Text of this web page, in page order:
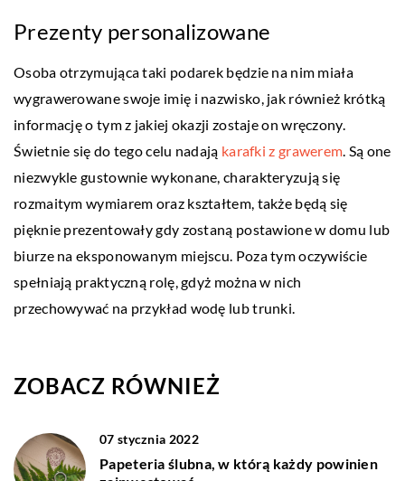
Prezenty personalizowane
Osoba otrzymująca taki podarek będzie na nim miała
wygrawerowane swoje imię i nazwisko, jak również krótką
informację o tym z jakiej okazji zostaje on wręczony.
Świetnie się do tego celu nadają karafki z grawerem. Są one
niezwykle gustownie wykonane, charakteryzują się
rozmaitym wymiarem oraz kształtem, także będą się
pięknie prezentowały gdy zostaną postawione w domu lub
biurze na eksponowanym miejscu. Poza tym oczywiście
spełniają praktyczną rolę, gdyż można w nich
przechowywać na przykład wodę lub trunki.
ZOBACZ RÓWNIEŻ
07 stycznia 2022
Papeteria ślubna, w którą każdy powinien